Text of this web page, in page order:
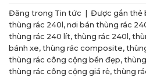
Đăng trong Tin tức Được gắn thẻ
thùng rác 240l , nơi bán thùng rác
thùng rác 240 lít, thùng rác 240l ,
bánh xe, thùng rác composite,
thùng rác công cộng bền đẹp,
thùng rác công cộng giá rẻ, thùng